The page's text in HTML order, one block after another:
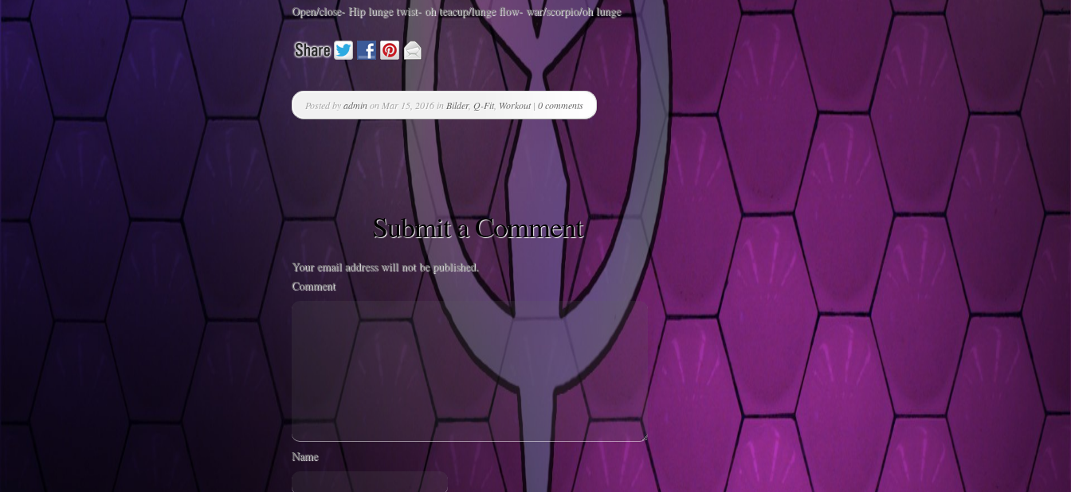
Open/close- Hip lunge twist- oh teacup/lunge flow- war/scorpio/oh lunge
Posted byadminon Mar 15, 2016 in Bilder, Q-Fit, Workout| 0 comments
Submit a Comment
Your email address will not be published.
Comment
Name